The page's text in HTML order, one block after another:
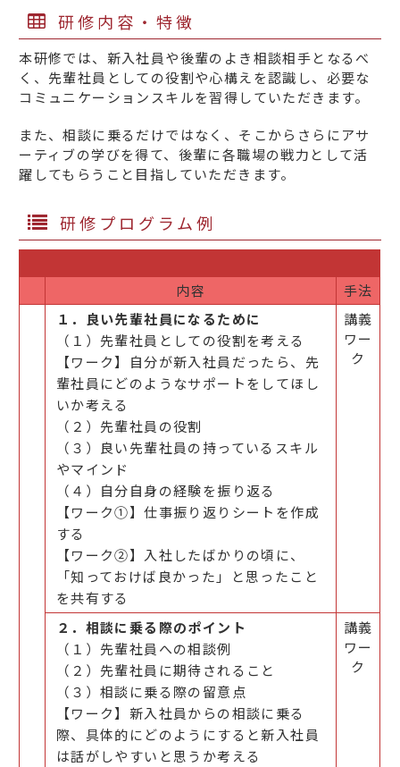
研修内容・特徴
本研修では、新入社員や後輩のよき相談相手となるべ
く、先輩社員としての役割や心構えを認識し、必要な
コミュニケーションスキルを習得していただきます。
また、相談に乗るだけではなく、そこからさらにアサ
ーティブの学びを得て、後輩に各職場の戦力として活
躍してもらうこと目指していただきます。
研修プログラム例
内容 手法
１．良い先輩社員になるために
（１）先輩社員としての役割を考える
【ワーク】自分が新入社員だったら、先
輩社員にどのようなサポートをしてほし
いか考える
（２）先輩社員の役割
（３）良い先輩社員の持っているスキル
やマインド
（４）自分自身の経験を振り返る
【ワーク①】仕事振り返りシートを作成
する
【ワーク②】入社したばかりの頃に、
「知っておけば良かった」と思ったこと
を共有する
講義
ワー
ク
２．相談に乗る際のポイント
（１）先輩社員への相談例
（２）先輩社員に期待されること
（３）相談に乗る際の留意点
【ワーク】新入社員からの相談に乗る
際、具体的にどのようにすると新入社員
は話がしやすいと思うか考える
講義
ワー
ク